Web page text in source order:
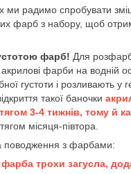
ми радимо спробувати
фарб з набору, щоб
фарб! Для
фарби на водній
густоти і розливають у
такої баночки
3-4 тижнів, тому й
місяця-півтора.
поводження з фарбами:
трохи загусла,